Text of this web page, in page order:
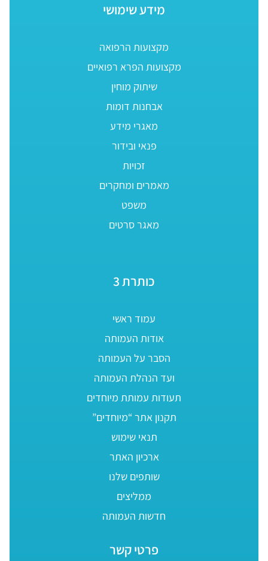
מידע שימושי
מקצועות הרפואה
מקצועות הפרא רפואיים
שיתוק מוחין
אבחנות דומות
מאגרי מידע
פנאי ובידור
זכויות
מאמרים ומחקרים
משפט
מאגר סרטים
כותרת 3
עמוד ראשי
אודות העמותה
הסבר על העמותה
ועד הנהלת העמותה
תעודות עמותת מיוחדים
תקנון אתר “מיוחדים”
תנאי שימוש
ארכיון האתר
שותפים שלנו
ממליצים
חדשות העמותה
פרטי קשר